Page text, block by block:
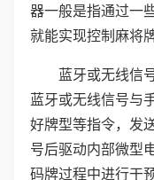
器一般是指通过一
就能实现控制麻将
蓝牙或无线信
蓝牙或无线信号与
好牌型等指令，发
号后驱动内部微型
码牌过程中进行干